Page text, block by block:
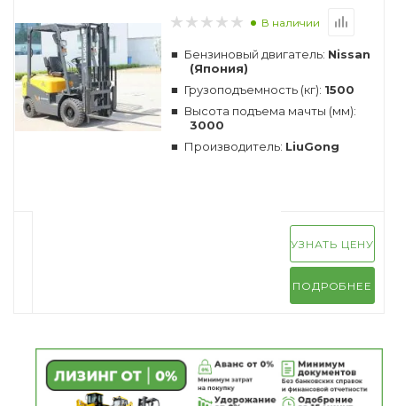
В наличии
Бензиновый двигатель: Nissan
(Япония)
Грузоподъемность (кг): 1500
Высота подъема мачты (мм):
3000
Производитель: LiuGong
УЗНАТЬ ЦЕНУ
ПОДРОБНЕЕ